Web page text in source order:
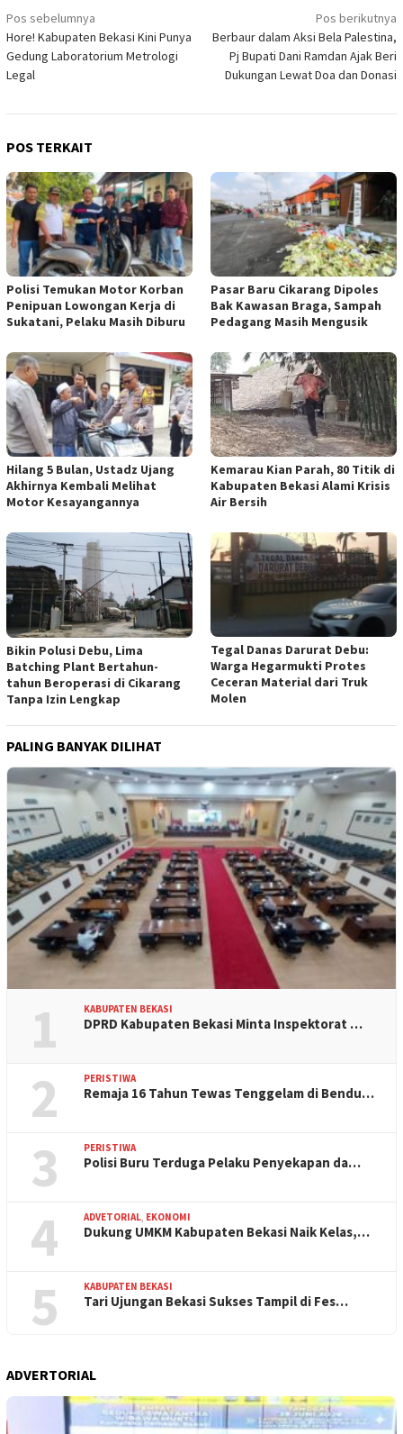
Navigasi
pos
Pos sebelumnya
Hore! Kabupaten Bekasi Kini Punya
Gedung Laboratorium Metrologi
Legal
Pos berikutnya
Berbaur dalam Aksi Bela Palestina,
Pj Bupati Dani Ramdan Ajak Beri
Dukungan Lewat Doa dan Donasi
POS TERKAIT
Polisi Temukan Motor Korban
Penipuan Lowongan Kerja di
Sukatani, Pelaku Masih Diburu
Pasar Baru Cikarang Dipoles
Bak Kawasan Braga, Sampah
Pedagang Masih Mengusik
Hilang 5 Bulan, Ustadz Ujang
Akhirnya Kembali Melihat
Motor Kesayangannya
Kemarau Kian Parah, 80 Titik di
Kabupaten Bekasi Alami Krisis
Air Bersih
Bikin Polusi Debu, Lima
Batching Plant Bertahun-
tahun Beroperasi di Cikarang
Tanpa Izin Lengkap
Tegal Danas Darurat Debu:
Warga Hegarmukti Protes
Ceceran Material dari Truk
Molen
PALING BANYAK DILIHAT
1 KABUPATEN BEKASI
DPRD Kabupaten Bekasi Minta Inspektorat …
2 PERISTIWA
Remaja 16 Tahun Tewas Tenggelam di Bendu…
3 PERISTIWA
Polisi Buru Terduga Pelaku Penyekapan da…
4 ADVETORIAL EKONOMI
Dukung UMKM Kabupaten Bekasi Naik Kelas,…
5 KABUPATEN BEKASI
Tari Ujungan Bekasi Sukses Tampil di Fes…
ADVERTORIAL